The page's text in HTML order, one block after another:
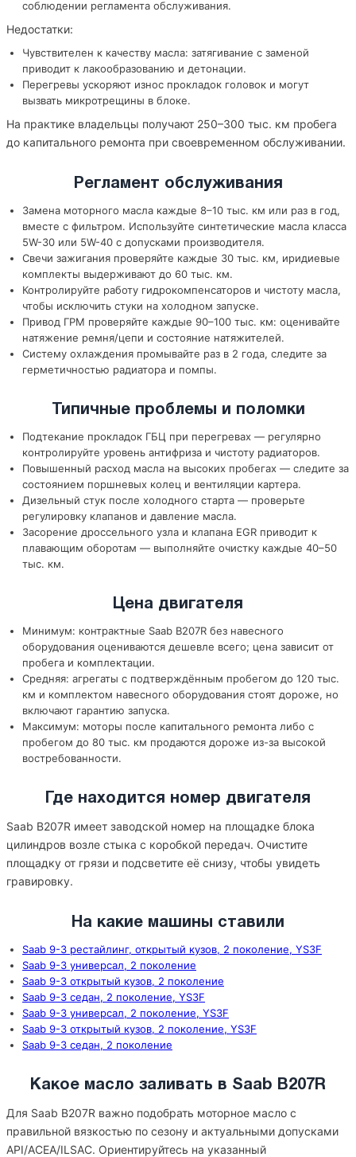
соблюдении регламента обслуживания.
Недостатки:
Чувствителен к качеству масла: затягивание с заменой
приводит к лакообразованию и детонации.
Перегревы ускоряют износ прокладок головок и могут
вызвать микротрещины в блоке.
На практике владельцы получают 250–300 тыс. км пробега
до капитального ремонта при своевременном обслуживании.
Регламент обслуживания
Замена моторного масла каждые 8–10 тыс. км или раз в год,
вместе с фильтром. Используйте синтетические масла класса
5W-30 или 5W-40 с допусками производителя.
Свечи зажигания проверяйте каждые 30 тыс. км, иридиевые
комплекты выдерживают до 60 тыс. км.
Контролируйте работу гидрокомпенсаторов и чистоту масла,
чтобы исключить стуки на холодном запуске.
Привод ГРМ проверяйте каждые 90–100 тыс. км: оценивайте
натяжение ремня/цепи и состояние натяжителей.
Систему охлаждения промывайте раз в 2 года, следите за
герметичностью радиатора и помпы.
Типичные проблемы и поломки
Подтекание прокладок ГБЦ при перегревах — регулярно
контролируйте уровень антифриза и чистоту радиаторов.
Повышенный расход масла на высоких пробегах — следите за
состоянием поршневых колец и вентиляции картера.
Дизельный стук после холодного старта — проверьте
регулировку клапанов и давление масла.
Засорение дроссельного узла и клапана EGR приводит к
плавающим оборотам — выполняйте очистку каждые 40–50
тыс. км.
Цена двигателя
Минимум: контрактные Saab B207R без навесного
оборудования оцениваются дешевле всего; цена зависит от
пробега и комплектации.
Средняя: агрегаты с подтверждённым пробегом до 120 тыс.
км и комплектом навесного оборудования стоят дороже, но
включают гарантию запуска.
Максимум: моторы после капитального ремонта либо с
пробегом до 80 тыс. км продаются дороже из-за высокой
востребованности.
Где находится номер двигателя
Saab B207R имеет заводской номер на площадке блока
цилиндров возле стыка с коробкой передач. Очистите
площадку от грязи и подсветите её снизу, чтобы увидеть
гравировку.
На какие машины ставили
Saab 9-3 рестайлинг, открытый кузов, 2 поколение, YS3F
Saab 9-3 универсал, 2 поколение
Saab 9-3 открытый кузов, 2 поколение
Saab 9-3 седан, 2 поколение, YS3F
Saab 9-3 универсал, 2 поколение, YS3F
Saab 9-3 открытый кузов, 2 поколение, YS3F
Saab 9-3 седан, 2 поколение
Какое масло заливать в Saab B207R
Для Saab B207R важно подобрать моторное масло с
правильной вязкостью по сезону и актуальными допусками
API/ACEA/ILSAC. Ориентируйтесь на указанный